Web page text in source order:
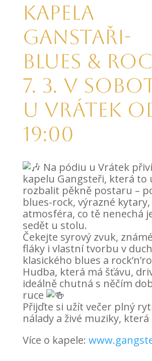
Kapela
GANSTAŘI-
blues &
7. 3. v
u Vrátek
19:00
Na pódiu u Vrátek
kapelu Gangsteři, která to
rozbalit pěkně postaru –
blues-rock, výrazné
atmosféra, co tě nenechá
sedět u stolu.
Čekejte syrový zvuk,
fláky i vlastní tvorbu v
klasického blues a
Hudba, která má šťávu,
ideálně chutná s něčím
ruce
Přijďte si užít večer plný
nálady a živé muziky, která
Více o kapele: